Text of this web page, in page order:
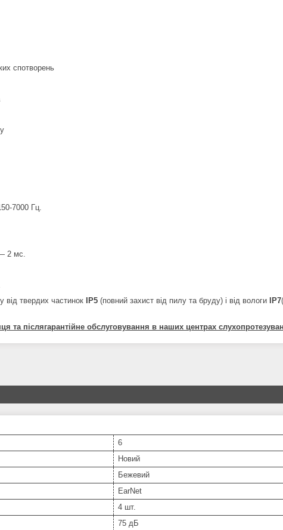
спотворень
7000 Гц.
— 2 мс.
від твердих частинок
IP5 (повний захист від пилу та бруду) і від вологи IP7
та післягарантійне обслуговування в наших центрах
6
Новий
Бежевий
EarNet
4 шт.
75 дБ